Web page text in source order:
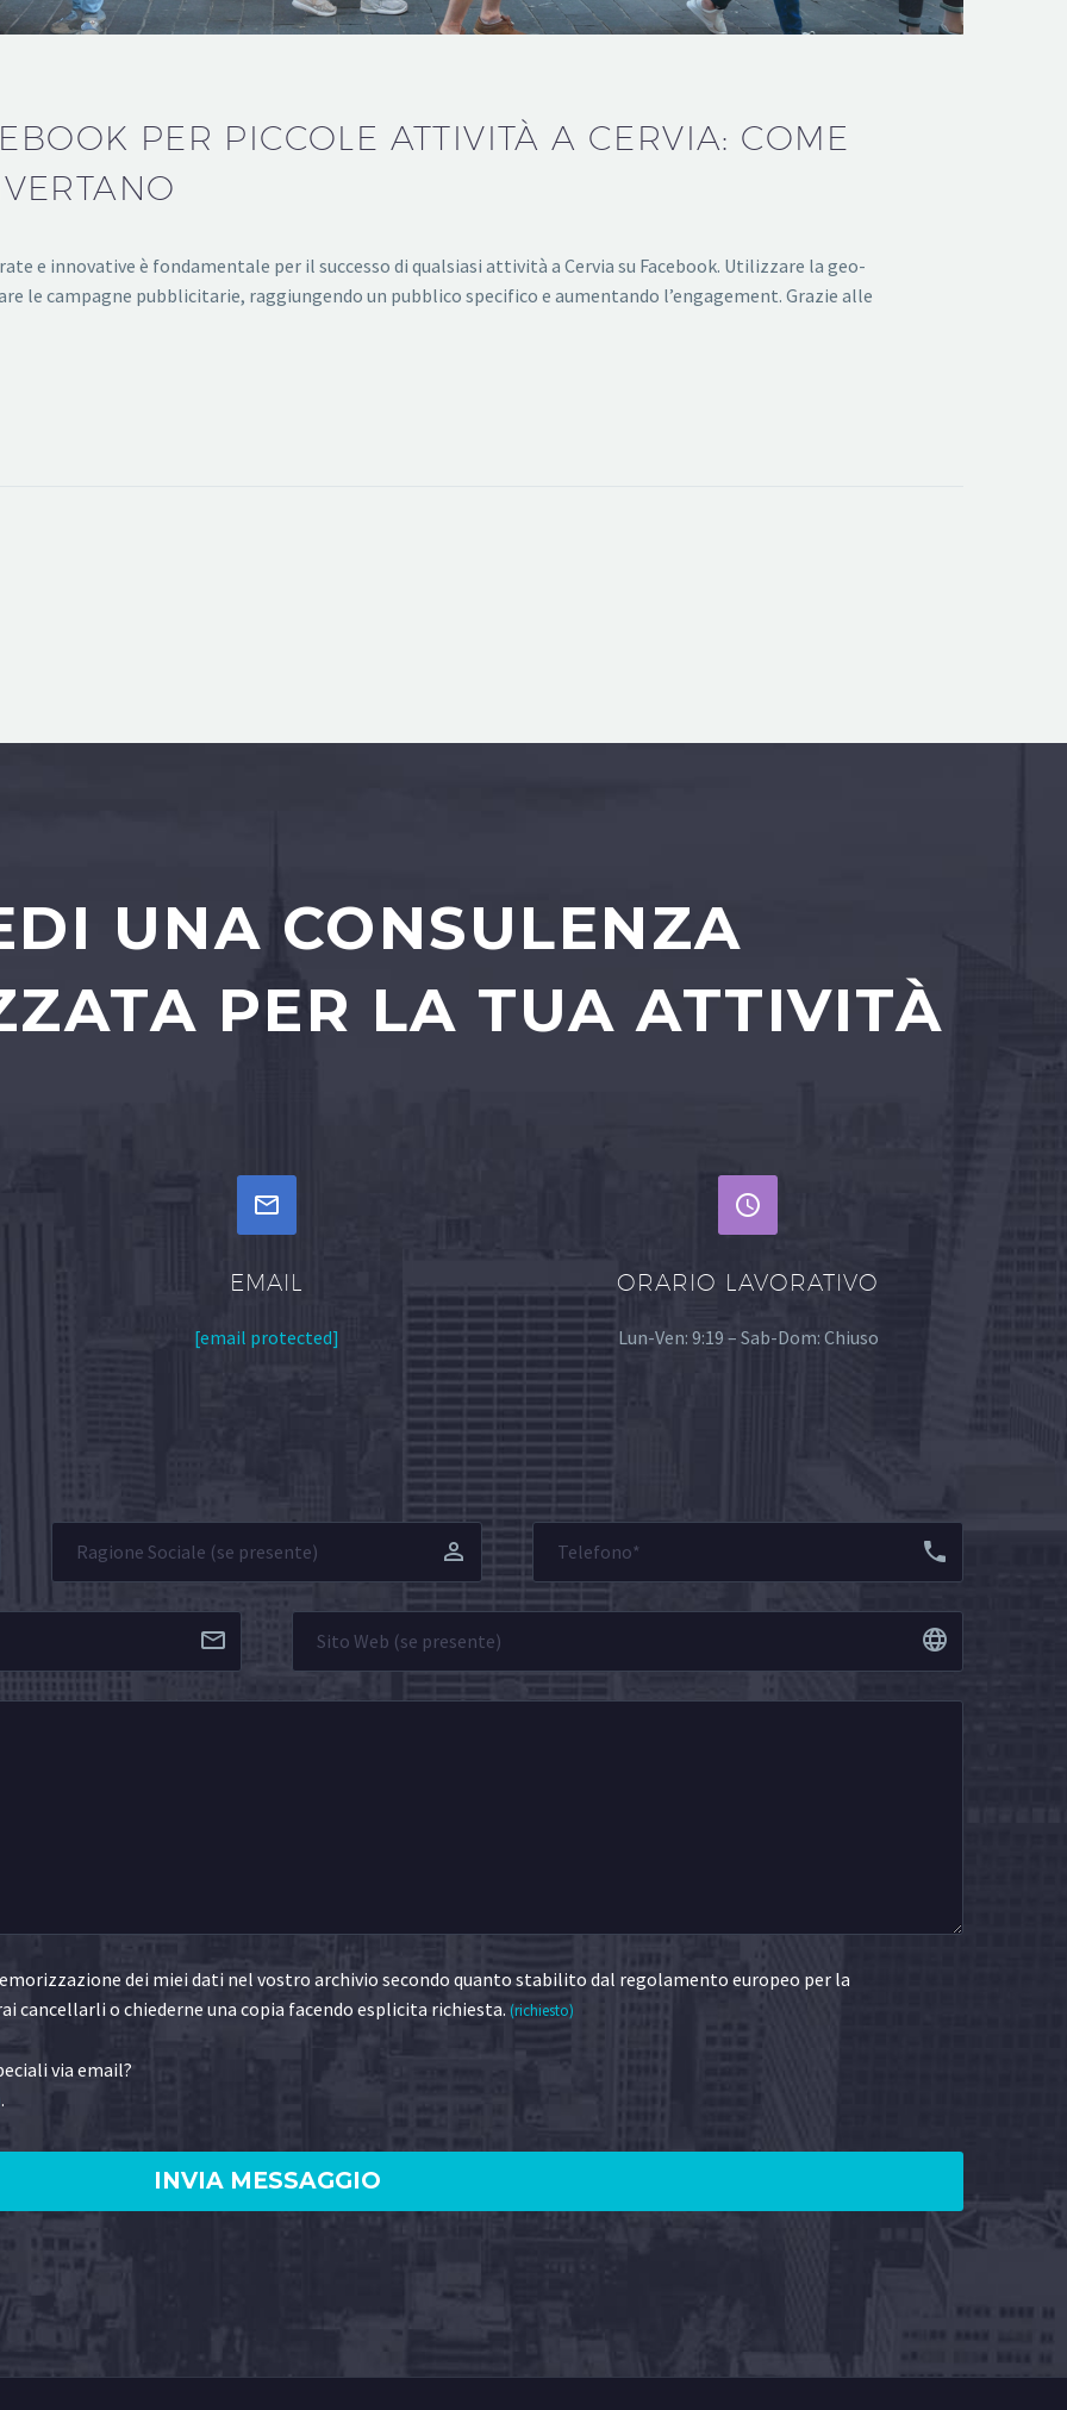
PER PICCOLE ATTIVITÀ A CERVIA: COME
e innovative è fondamentale per il successo di qualsiasi attività a Cervia su Facebook. Utilizzare la geo-
le campagne pubblicitarie, raggiungendo un pubblico specifico e aumentando l’engagement. Grazie alle
UNA CONSULENZA
PER LA TUA ATTIVITÀ


EMAIL
[email protected]


ORARIO LAVORATIVO
Lun-Ven: 9:19 – Sab-Dom: Chiuso
dei miei dati nel vostro archivio secondo quanto stabilito dal regolamento europeo per la
cancellarli o chiederne una copia facendo esplicita richiesta. (richiesto)
via email?
.